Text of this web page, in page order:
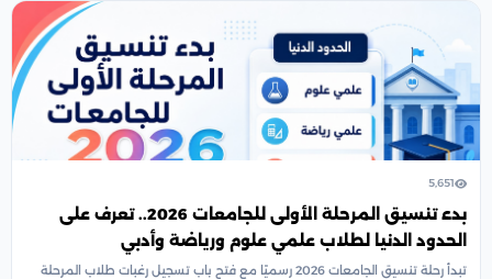
5,651
بدء تنسيق المرحلة الأولى للجامعات 2026.. تعرف على
الحدود الدنيا لطلاب علمي علوم ورياضة وأدبي
تبدأ رحلة تنسيق الجامعات 2026 رسميًا مع فتح باب تسجيل رغبات طلاب المرحلة